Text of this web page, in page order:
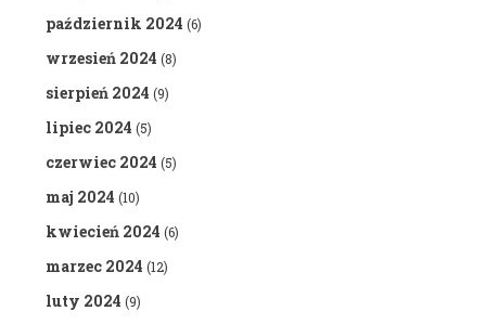
październik 2024 (6)
wrzesień 2024 (8)
sierpień 2024 (9)
lipiec 2024 (5)
czerwiec 2024 (5)
maj 2024 (10)
kwiecień 2024 (6)
marzec 2024 (12)
luty 2024 (9)